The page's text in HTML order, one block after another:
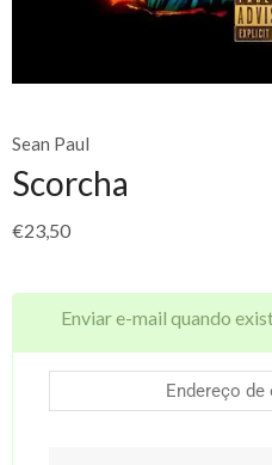
Sean Paul
Scorcha
€23,50
Enviar e-mail quando